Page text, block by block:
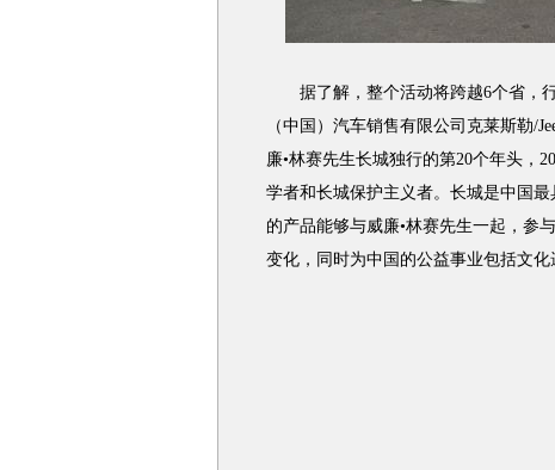
据了解，整个活动将跨越6个省，行
（中国）汽车销售有限公司克莱斯勒/
廉•林赛先生长城独行的第20个年头，
学者和长城保护主义者。长城是中国
的产品能够与威廉•林赛先生一起，参
变化，同时为中国的公益事业包括文化